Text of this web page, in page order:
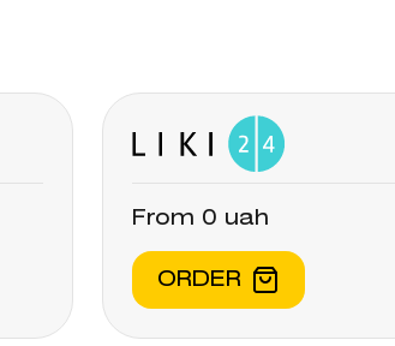
From 0 uah
ORDER